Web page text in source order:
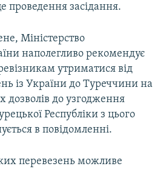
проведення засідання.
Міністерство
наполегливо рекомендує
утриматися від
із України до Туреччини на
дозволів до узгодження
Республіки з цього
в повідомленні.
перевезень можливе